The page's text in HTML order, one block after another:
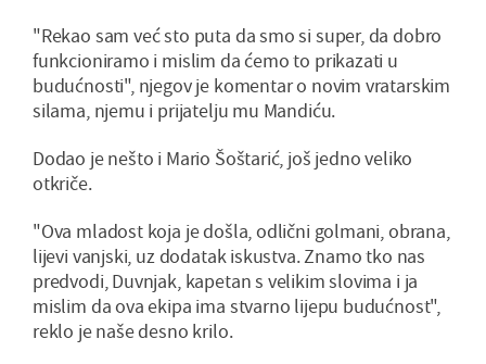
"Rekao sam već sto puta da smo si super, da dobro
funkcioniramo i mislim da ćemo to prikazati u
budućnosti", njegov je komentar o novim vratarskim
silama, njemu i prijatelju mu Mandiću.
Dodao je nešto i Mario Šoštarić, još jedno veliko
otkriče.
"Ova mladost koja je došla, odlični golmani, obrana,
lijevi vanjski, uz dodatak iskustva. Znamo tko nas
predvodi, Duvnjak, kapetan s velikim slovima i ja
mislim da ova ekipa ima stvarno lijepu budućnost",
reklo je naše desno krilo.